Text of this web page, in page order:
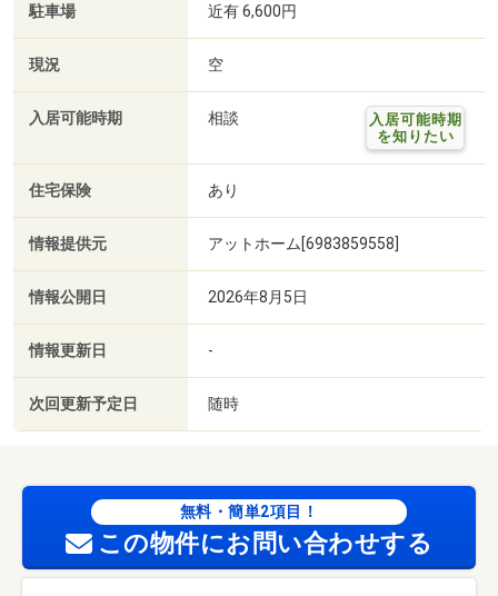
駐車場 近有 6,600円
現況 空
入居可能時期 相談
入居可能時期
を知りたい
住宅保険 あり
情報提供元 アットホーム[6983859558]
情報公開日 2026年8月5日
情報更新日 -
次回更新予定日 随時
無料・簡単2項目！
この物件にお問い合わせする